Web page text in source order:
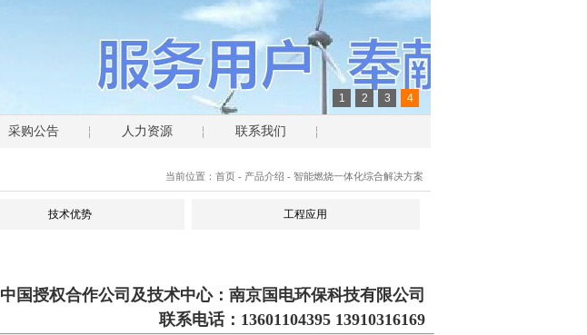
1 2 3 4
采购公告 人力资源 联系我们
当前位置： 首页 - 产品介绍 - 智能燃烧一体化综合解决方案
技术优势 工程应用
中国授权合作公司及技术中心：南京国电环保科技有限公司
联系电话：13601104395 13910316169